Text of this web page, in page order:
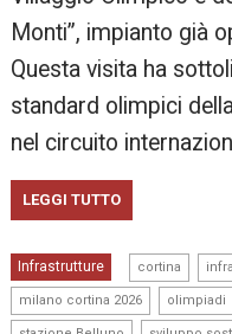
Monti”, impianto già
Questa visita ha
standard olimpici
nel circuito
LEGGI TUTTO
Infrastrutture cortina
milano cortina 2026 olimpiadi